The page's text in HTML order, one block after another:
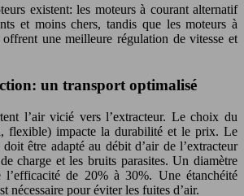
existent: les moteurs à courant alternatif
et moins chers, tandis que les moteurs à
une meilleure régulation de vitesse et
un transport optimalisé
l’air vicié vers l’extracteur. Le choix du
flexible) impacte la durabilité et le prix. Le
être adapté au débit d’air de l’extracteur
charge et les bruits parasites. Un diamètre
l’efficacité de 20% à 30%. Une étanchéité
nécessaire pour éviter les fuites d’air.